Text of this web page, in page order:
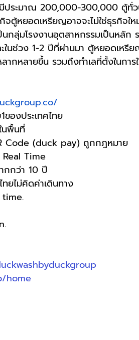
ประมาณ 200,000-300,000 ตู้ทั่ว
จตู้หยอดเหรียญอาจจะไม่ใช่ธุรกิจให
นกลุ่มโรงงานอุตสาหกรรมเป็นหลัก
นช่วง 1-2 ปีที่ผ่านมา ตู้หยอดเหรีย
กหลายขึ้น รวมถึงทำเลที่ตั้งในการ
ของประเทศไทย
นพื้นที่
Code (duck pay) ถูกกฎหมาย
Real Time
กกว่า 10 ปี
ไทยไม่คิดค่าเดินทาง
home